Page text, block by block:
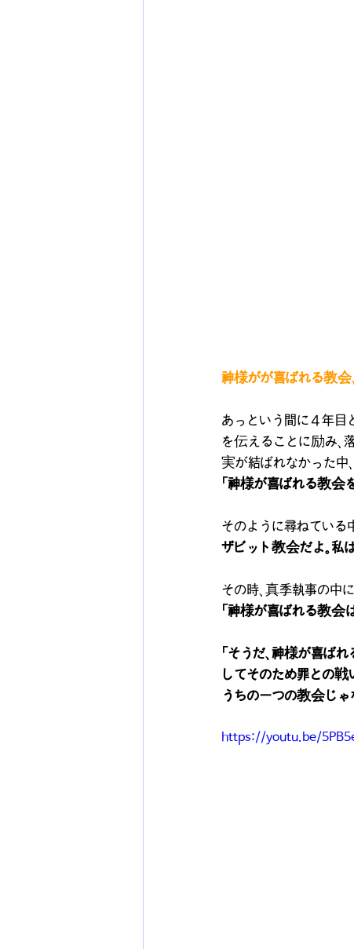
神様がが喜ばれる教会
あっという間に４年目
を伝えることに励み、
実が結ばれなかった中
「神様が喜ばれる教会
そのように尋ねている
ザビット教会だよ。私
その時、真季執事の中
「神様が喜ばれる教会
「そうだ、神様が喜ば
してそのため罪との戦
うちの一つの教会じゃ
https://youtu.be/